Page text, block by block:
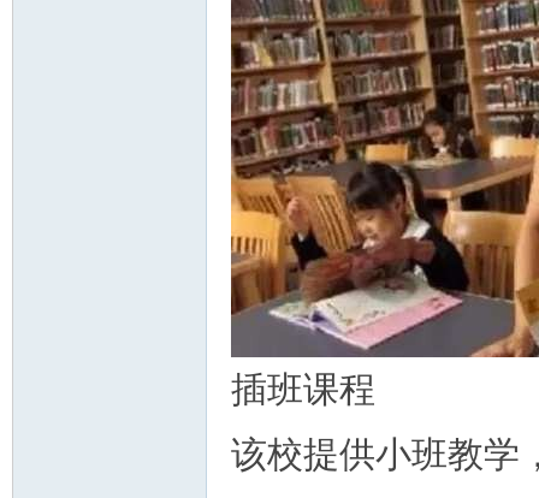
插班课程
该校提供小班教学